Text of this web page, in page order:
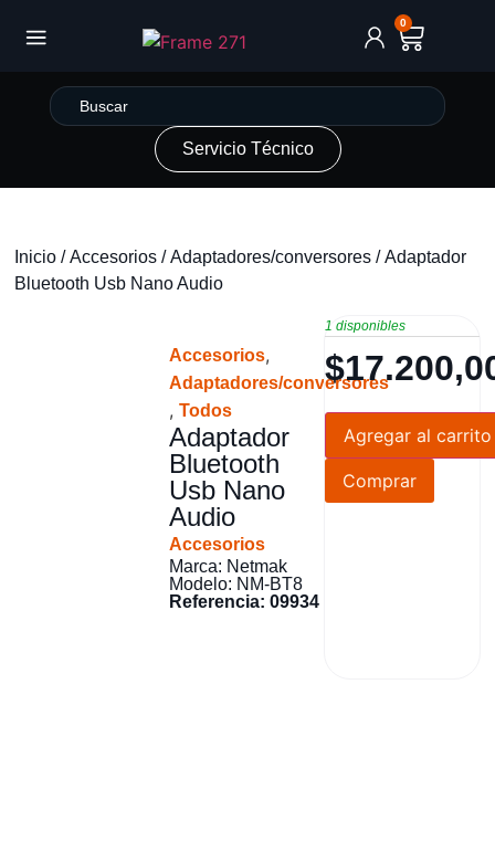
0
Servicio Técnico
Inicio /Accesorios /Adaptadores/conversores / Adaptador
Bluetooth Usb Nano Audio
Accesorios,
Adaptadores/conversores
, Todos
Adaptador
Bluetooth
Usb Nano
Audio
Accesorios
Marca: Netmak
Modelo: NM-BT8
Referencia: 09934
1 disponibles
$
Agregar al carrito
Comprar